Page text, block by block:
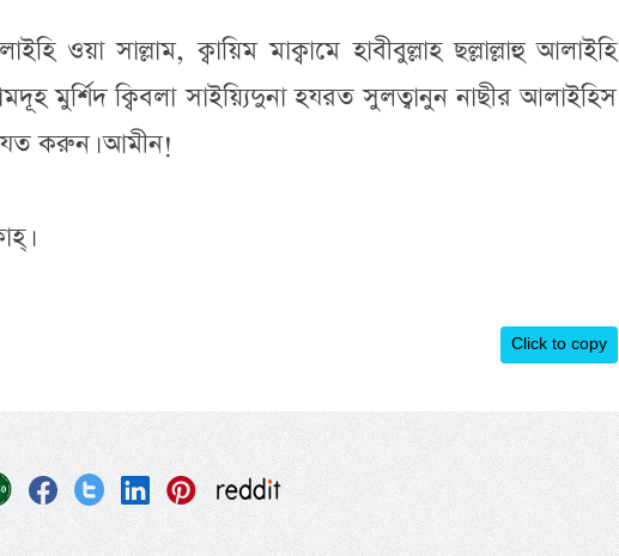
ওয়া সাল্লাম, ক্বায়িম মাক্বামে হাবীবুল্লাহ ছল্লাল্লাহু আলাইহি
মুর্শিদ ক্বিবলা সাইয়্যিদুনা হযরত সুলত্বানুন নাছীর আলাইহিস
করুন। আমীন!
Click to copy